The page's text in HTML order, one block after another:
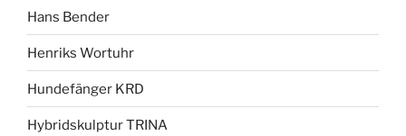
Hans Bender
Henriks Wortuhr
Hundefänger KRD
Hybridskulptur TRINA